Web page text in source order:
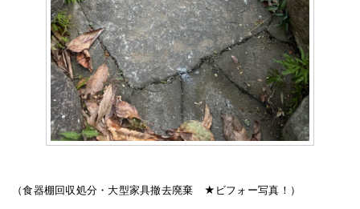
（食器棚回収処分・大型家具撤去廃棄 ★ビフォー写真！）